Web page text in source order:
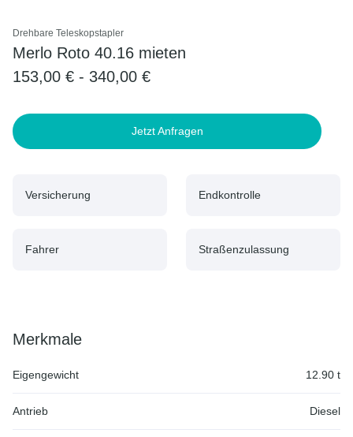
Drehbare Teleskopstapler
Merlo Roto 40.16 mieten
153,00 € - 340,00 €
Jetzt Anfragen
Versicherung Endkontrolle
Fahrer Straßenzulassung
Merkmale
Eigengewicht 12.90 t
Antrieb Diesel